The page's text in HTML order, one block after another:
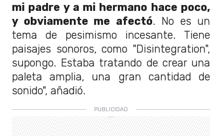
mi padre y a mi hermano hace poco,
y obviamente me afectó. No es un
tema de pesimismo incesante. Tiene
paisajes sonoros, como "Disintegration",
supongo. Estaba tratando de crear una
paleta amplia, una gran cantidad de
sonido", añadió.